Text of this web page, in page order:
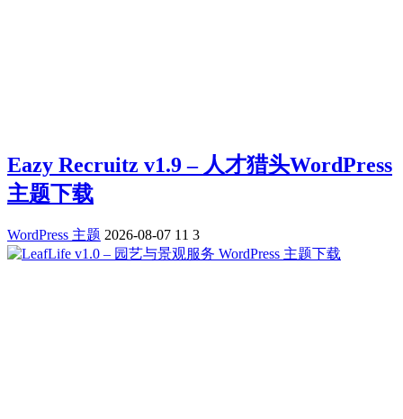
Eazy Recruitz v1.9 – 人才猎头WordPress
主题下载
WordPress 主题 2026-08-07 11 3